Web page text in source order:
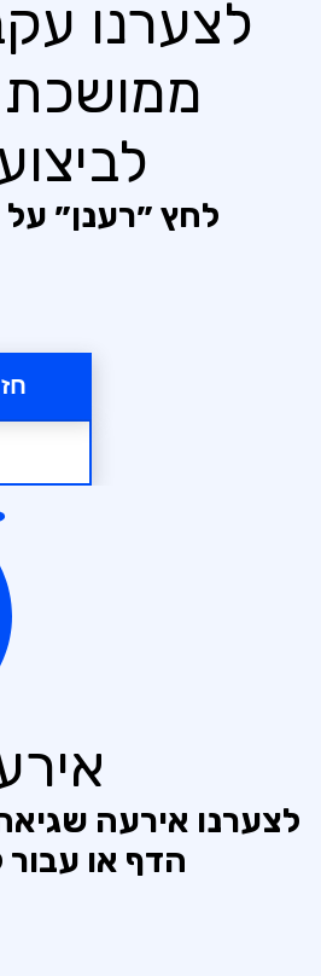
לצערנו
לחץ ״רענן״
לצערנו אירעה
הדף או